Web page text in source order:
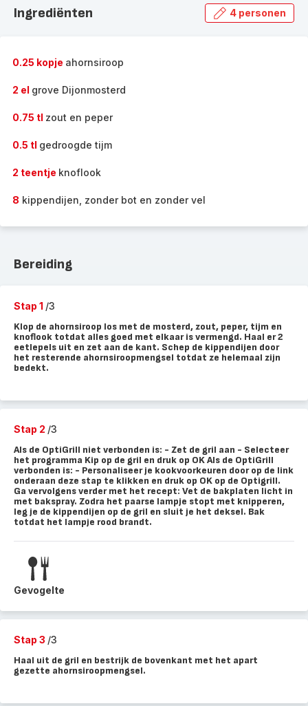
volledige
Ingrediënten 4 personen
0.25 kopje ahornsiroop
2 el grove Dijonmosterd
0.75 tl zout en peper
0.5 tl gedroogde tijm
2 teentje knoflook
8 kippendijen, zonder bot en zonder vel
Bereiding
Stap 1 /3
Klop de ahornsiroop los met de mosterd, zout, peper, tijm en
knoflook totdat alles goed met elkaar is vermengd. Haal er 2
eetlepels uit en zet aan de kant. Schep de kippendijen door
het resterende ahornsiroopmengsel totdat ze helemaal zijn
bedekt.
Stap 2 /3
Als de OptiGrill niet verbonden is: - Zet de gril aan - Selecteer
het programma Kip op de gril en druk op OK Als de OptiGrill
verbonden is: - Personaliseer je kookvoorkeuren door op de link
onderaan deze stap te klikken en druk op OK op de Optigrill.
Ga vervolgens verder met het recept: Vet de bakplaten licht in
met bakspray. Zodra het paarse lampje stopt met knipperen,
leg je de kippendijen op de gril en sluit je het deksel. Bak
totdat het lampje rood brandt.
Gevogelte
Stap 3 /3
Haal uit de gril en bestrijk de bovenkant met het apart
gezette ahornsiroopmengsel.